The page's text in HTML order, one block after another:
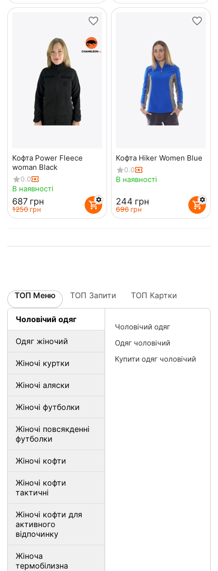
Кофта Power Fleece
woman Black
0.0
В наявності
‍687‍ грн
‍1250‍ грн
Кофта Hiker Women Blue
0.0
В наявності
‍244‍ грн
‍696‍ грн
ТОП Меню ТОП Запити ТОП Картки
Чоловічий одяг
Одяг жіночий
Жіночі куртки
Жіночі аляски
Жіночі футболки
Жіночі повсякденні
футболки
Жіночі кофти
Жіночі кофти
тактичні
Жіночі кофти для
активного
відпочинку
Жіноча
термобілизна
Чоловічий одяг
Одяг чоловічий
Купити одяг чоловічий